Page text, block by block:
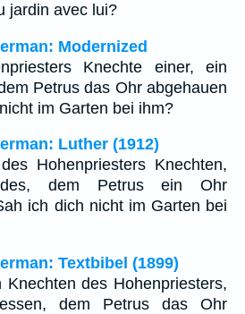
jardin avec lui?
Modernized
Knechte einer, ein
Petrus das Ohr abgehauen
im Garten bei ihm?
Luther (1912)
Hohenpriesters Knechten,
dem Petrus ein Ohr
ich dich nicht im Garten bei
Textbibel (1899)
des Hohenpriesters,
dem Petrus das Ohr